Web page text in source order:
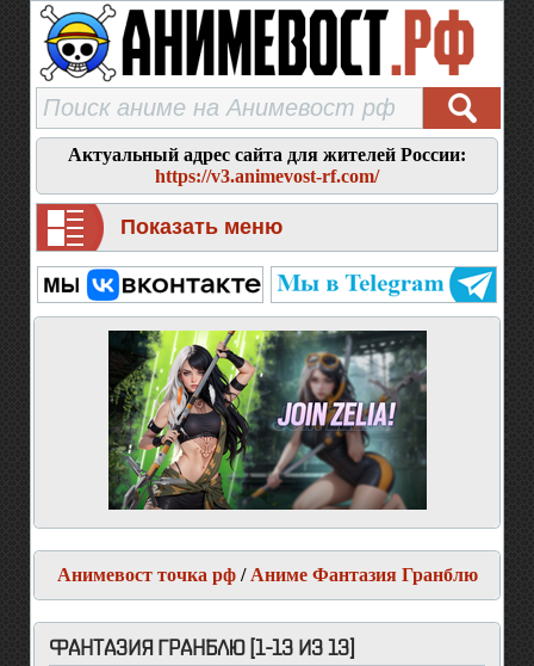
Актуальный адрес сайта для жителей России:
https://v3.animevost-rf.com/
Показать меню
Анимевост точка рф/ Аниме Фантазия Гранблю
ФАНТАЗИЯ ГРАНБЛЮ [1-13 ИЗ 13]